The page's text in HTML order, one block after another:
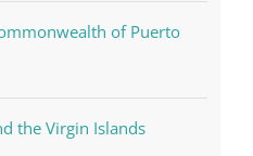
of Puerto
the Virgin Islands